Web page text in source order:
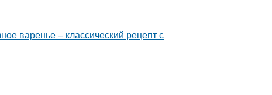
варенье – классический рецепт с